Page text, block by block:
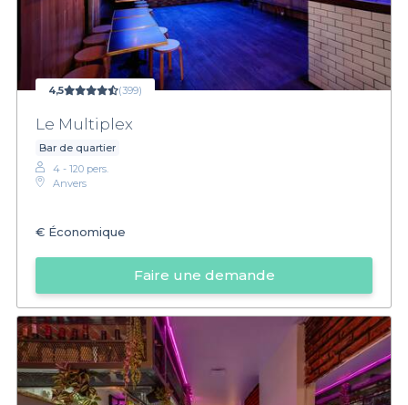
4,5 (399)
Le Multiplex
Bar de quartier
4 - 120 pers.
Anvers
€ Économique
Faire une demande